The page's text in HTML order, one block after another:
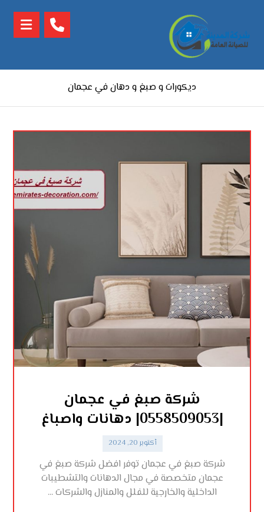
ديكورات و صبغ و دهان في عجمان
شركة صبغ في عجمان
|0558509053| دهانات واصباغ
أكتوبر 20, 2024
شركة صبغ في عجمان توفر افضل شركة صبغ في
عجمان متخصصة في مجال الدهانات والتشطيبات
الداخلية والخارجية للفلل والمنازل والشركات ...